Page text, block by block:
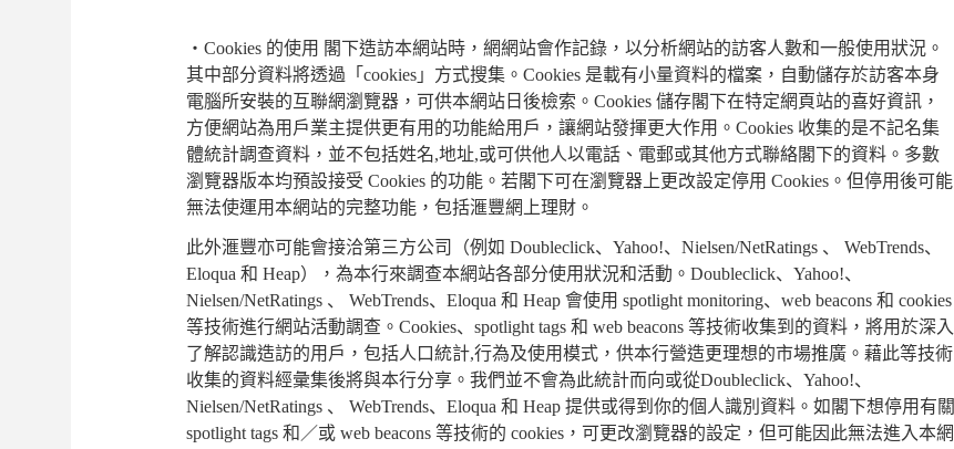
‧Cookies 的使用 閣下造訪本網站時，網網站會作記錄，以分析網站的訪客人數和一般使用狀況。
其中部分資料將透過「cookies」方式搜集。Cookies 是載有小量資料的檔案，自動儲存於訪客本身
電腦所安裝的互聯網瀏覽器，可供本網站日後檢索。Cookies 儲存閣下在特定網頁站的喜好資訊，
方便網站為用戶業主提供更有用的功能給用戶，讓網站發揮更大作用。Cookies 收集的是不記名集
體統計調查資料，並不包括姓名,地址,或可供他人以電話、電郵或其他方式聯絡閣下的資料。多數
瀏覽器版本均預設接受 Cookies 的功能。若閣下可在瀏覽器上更改設定停用 Cookies。但停用後可能
無法使運用本網站的完整功能，包括滙豐網上理財。
此外滙豐亦可能會接洽第三方公司（例如 Doubleclick、Yahoo!、Nielsen/NetRatings 、 WebTrends、
Eloqua 和 Heap），為本行來調查本網站各部分使用狀況和活動。Doubleclick、Yahoo!、
Nielsen/NetRatings 、 WebTrends、Eloqua 和 Heap 會使用 spotlight monitoring、web beacons 和 cookies
等技術進行網站活動調查。Cookies、spotlight tags 和 web beacons 等技術收集到的資料，將用於深入
了解認識造訪的用戶，包括人口統計,行為及使用模式，供本行營造更理想的市場推廣。藉此等技術
收集的資料經彙集後將與本行分享。我們並不會為此統計而向或從Doubleclick、Yahoo!、
Nielsen/NetRatings 、 WebTrends、Eloqua 和 Heap 提供或得到你的個人識別資料。如閣下想停用有關
spotlight tags 和／或 web beacons 等技術的 cookies，可更改瀏覽器的設定，但可能因此無法進入本網